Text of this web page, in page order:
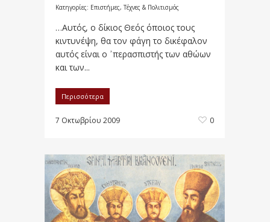
Κατηγορίες: Επιστήμες, Τέχνες & Πολιτισμός
…Αυτός, ο δίκιος Θεός όποιος τους
κιντυνέψη, θα τον φάγη το δικέφαλον
αυτός είναι ο ᾿περασπιστής των αθώων
και των...
Περισσότερα
7 Οκτωβρίου 2009 0